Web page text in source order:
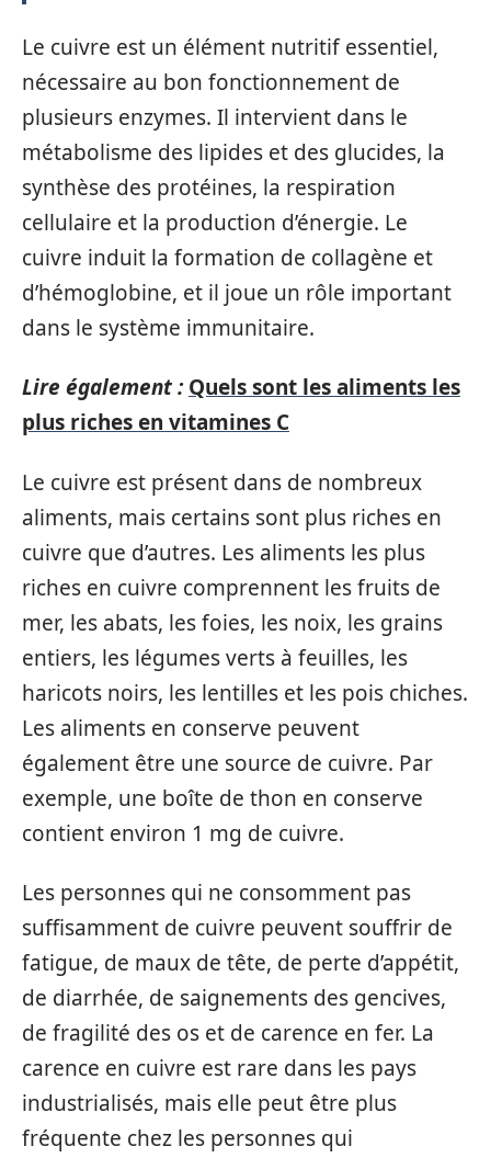
Le cuivre est un élément nutritif essentiel,
nécessaire au bon fonctionnement de
plusieurs enzymes. Il intervient dans le
métabolisme des lipides et des glucides, la
synthèse des protéines, la respiration
cellulaire et la production d’énergie. Le
cuivre induit la formation de collagène et
d’hémoglobine, et il joue un rôle important
dans le système immunitaire.
Lire également : Quels sont les aliments les
plus riches en vitamines C
Le cuivre est présent dans de nombreux
aliments, mais certains sont plus riches en
cuivre que d’autres. Les aliments les plus
riches en cuivre comprennent les fruits de
mer, les abats, les foies, les noix, les grains
entiers, les légumes verts à feuilles, les
haricots noirs, les lentilles et les pois chiches.
Les aliments en conserve peuvent
également être une source de cuivre. Par
exemple, une boîte de thon en conserve
contient environ 1 mg de cuivre.
Les personnes qui ne consomment pas
suffisamment de cuivre peuvent souffrir de
fatigue, de maux de tête, de perte d’appétit,
de diarrhée, de saignements des gencives,
de fragilité des os et de carence en fer. La
carence en cuivre est rare dans les pays
industrialisés, mais elle peut être plus
fréquente chez les personnes qui